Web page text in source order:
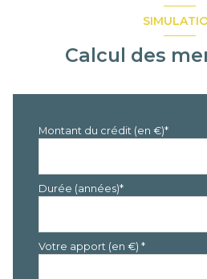
Calcul des
Montant du crédit (en €)*
Durée (années)*
Votre apport (en €) *